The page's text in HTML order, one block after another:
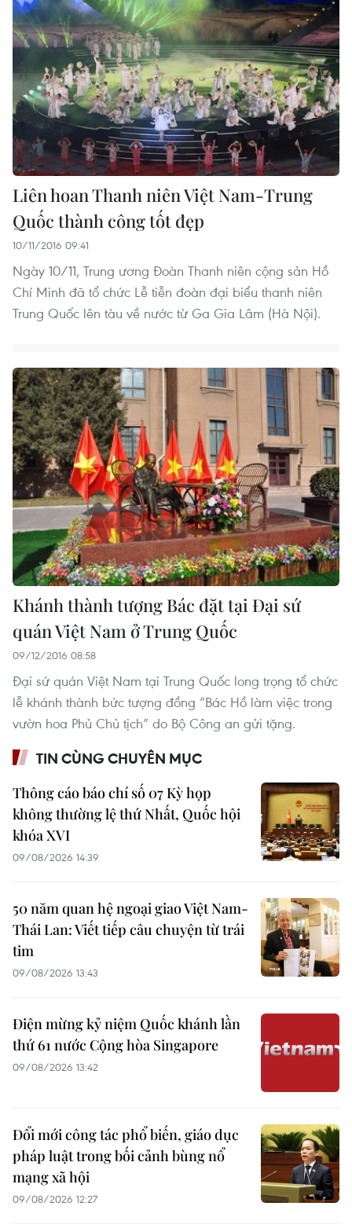
Liên hoan Thanh niên Việt Nam-Trung
Quốc thành công tốt đẹp
10/11/2016 09:41
Ngày 10/11, Trung ương Đoàn Thanh niên cộng sản Hồ
Chí Minh đã tổ chức Lễ tiễn đoàn đại biểu thanh niên
Trung Quốc lên tàu về nước từ Ga Gia Lâm (Hà Nội).
Khánh thành tượng Bác đặt tại Đại sứ
quán Việt Nam ở Trung Quốc
09/12/2016 08:58
Đại sứ quán Việt Nam tại Trung Quốc long trọng tổ chức
lễ khánh thành bức tượng đồng “Bác Hồ làm việc trong
vườn hoa Phủ Chủ tịch” do Bộ Công an gửi tặng.
TIN CÙNG CHUYÊN MỤC
Thông cáo báo chí số 07 Kỳ họp
không thường lệ thứ Nhất, Quốc hội
khóa XVI
09/08/2026 14:39
50 năm quan hệ ngoại giao Việt Nam-
Thái Lan: Viết tiếp câu chuyện từ trái
tim
09/08/2026 13:43
Điện mừng kỷ niệm Quốc khánh lần
thứ 61 nước Cộng hòa Singapore
09/08/2026 13:42
Đổi mới công tác phổ biến, giáo dục
pháp luật trong bối cảnh bùng nổ
mạng xã hội
09/08/2026 12:27